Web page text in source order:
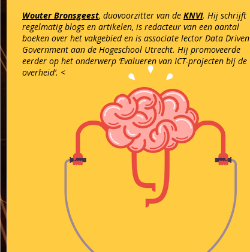
Wouter Bronsgeest, duovoorzitter van de KNVI. Hij schrijft
regelmatig blogs en artikelen, is redacteur van een aantal
boeken over het vakgebied en is associate lector Data Driven
Government aan de Hogeschool Utrecht. Hij promoveerde
eerder op het onderwerp ‘Evalueren van ICT-projecten bij de
overheid’. <